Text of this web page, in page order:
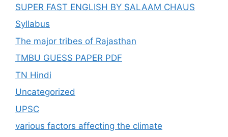
SUPER FAST ENGLISH BY SALAAM CHAUS
Syllabus
The major tribes of Rajasthan
TMBU GUESS PAPER PDF
TN Hindi
Uncategorized
UPSC
various factors affecting the climate